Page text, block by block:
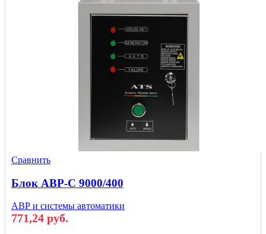
Сравнить
Блок АВР-С 9000/400
АВР и системы автоматики
771,24 руб.